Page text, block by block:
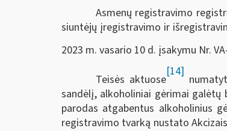
Asmenų registravimo
siuntėjų įregistravimo ir
2023 m. vasario 10 d. įsakymu Nr.
Teisės aktuose
[14]
sandėlį, alkoholiniai gėrimai
parodas atgabentus alkoholinius
registravimo tvarką nustato